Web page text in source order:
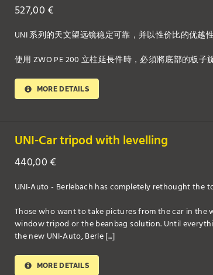
527,00 €
UNI 系列的天文望远镜稳定可靠，并以性价比的优越
使用 ZWO PE 200 立柱延長件時，必須將底部的板子
MORE DETAILS
UNI-Car tripod with levelling
440,00 €
UNI-Auto - Berlebach has completely rethought the
Those who want to take pictures from the car in the
window tripod or the beanbag solution. Until
the new UNI-Auto, Berle [...]
MORE DETAILS